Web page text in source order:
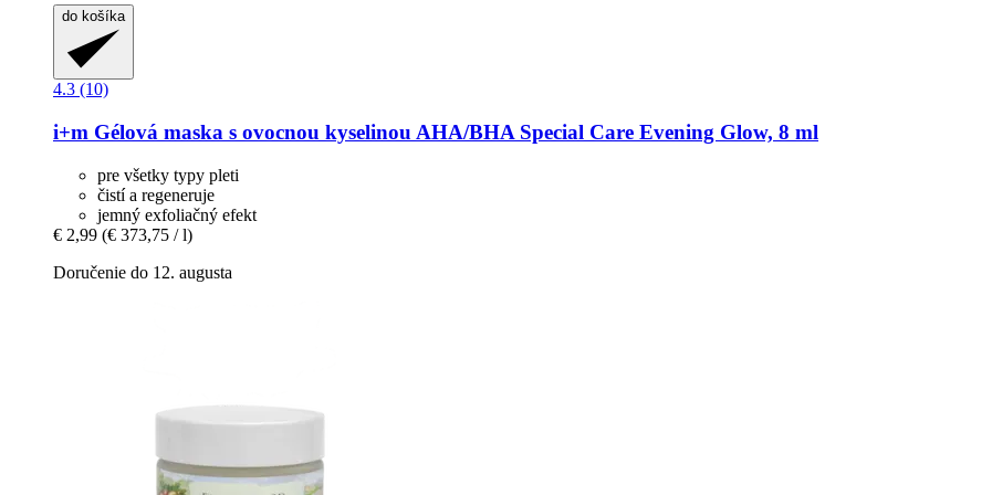
do košíka
4.3 (10)
i+m Gélová maska s ovocnou kyselinou AHA/BHA Special Care Evening Glow, 8 ml
pre všetky typy pleti
čistí a regeneruje
jemný exfoliačný efekt
€ 2,99 (€ 373,75 / l)
Doručenie do 12. augusta